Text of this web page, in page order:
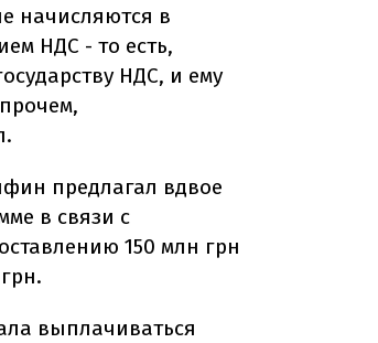
начисляются в
НДС - то есть,
НДС, и ему
предлагал вдвое
в связи с
150 млн грн
выплачиваться